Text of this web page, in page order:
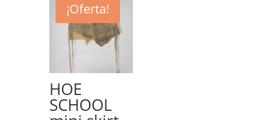
¡Oferta!
HOE
SCHOOL